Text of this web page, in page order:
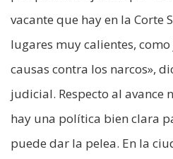
vacante que hay en la Corte
lugares muy calientes,
causas contra los narcos»,
judicial. Respecto al avance
hay una política bien clara
puede dar la pelea. En la